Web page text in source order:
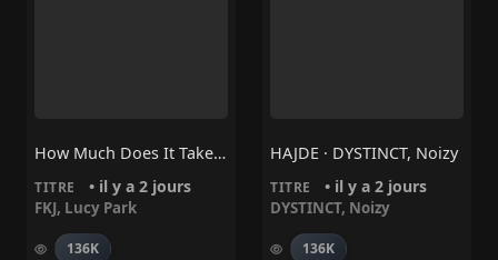
How Much Does It Take To Shift It All – FKJ, Lucy Park
TITRE • il y a 2 jours
FKJ, Lucy Park
136K
HAJDE · DYSTINCT, Noizy
TITRE • il y a 2 jours
DYSTINCT, Noizy
136K